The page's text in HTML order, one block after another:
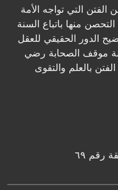
التي تواجه الأمة
منها باتباع السنة
الدور الحقيقي للعقل
موقف الصحابة رضي
بالعلم والتقوى
رقم ٦٩